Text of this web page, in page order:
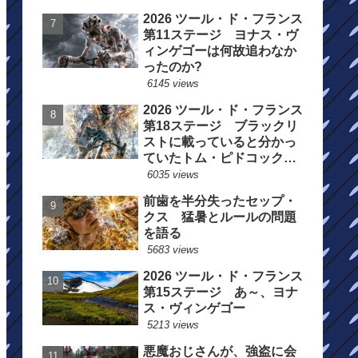
2026 ツール・ド・フランス
第11ステージ ヨナス・ヴ
ィンゲゴーは何故追わなか
ったのか?
6145 views
2026 ツール・ド・フランス
第18ステージ ブラックリ
ストに載っていると分かっ
ていたトム・ピドコックは
総合順位死守に
6035 views
前歯を半分失ったセップ・
クス 猛暑とルールの問題
を語る
5683 views
2026 ツール・ド・フランス
第15ステージ あ～、ヨナ
ス・ヴィンゲゴー
5213 views
悪魔おじさんが、強盗に会